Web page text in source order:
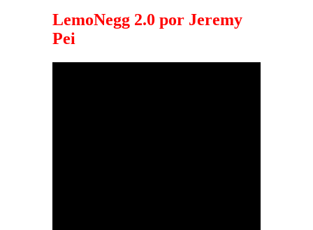
LemoNegg 2.0 por Jeremy
Pei